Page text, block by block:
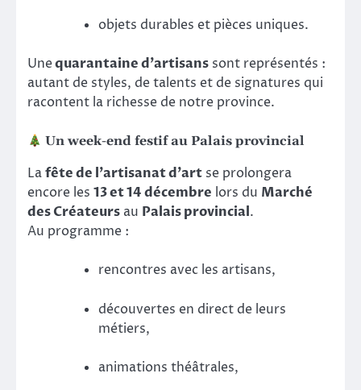
objets durables et pièces uniques.
Unequarantaine d’artisans sont représentés :
autant de styles, de talents et de signatures qui
racontent la richesse de notre province.
Un week-end festif au Palais provincial
Lafête de l’artisanat d’art se prolongera
encore les 13 et 14 décembre lors du Marché
des Créateurs au Palais provincial.
Au programme :
rencontres avec les artisans,
découvertes en direct de leurs
métiers,
animations théâtrales,